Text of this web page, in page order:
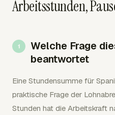
Arbeitsstunden,
Welche Frage
beantwortet
Eine Stundensumme für
praktische Frage der
Stunden hat die Arbeitskraft